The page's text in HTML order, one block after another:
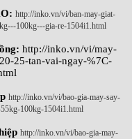
http://inko.vn/vi/ban-may-giat-
100kg---gia-re-1504i1.html
http://inko.vn/vi/may-
25-tan-vai-ngay-%7C-
http://inko.vn/vi/bao-gia-may-say-
100kg-1504i1.html
http://inko.vn/vi/bao-gia-may-